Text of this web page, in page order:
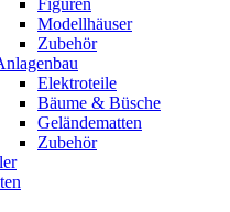
Figuren
Modellhäuser
Zubehör
Elektroteile
Bäume & Büsche
Geländematten
Zubehör